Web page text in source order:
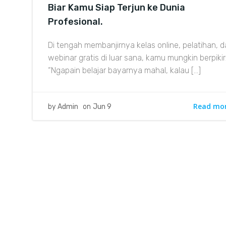
Biar Kamu Siap Terjun ke Dunia
Profesional.
Di tengah membanjirnya kelas online, pelatihan,
webinar gratis di luar sana, kamu mungkin berpikir:
“Ngapain belajar bayarnya mahal, kalau […]
by Admin on Jun 9 Read